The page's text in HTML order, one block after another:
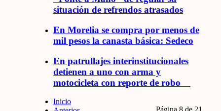
situación de refrendos atrasados
En Morelia se compra por menos de
mil pesos la canasta básica: Sedeco
En patrullajes interinstitucionales
detienen a uno con arma y
motocicleta con reporte de robo
Inicio